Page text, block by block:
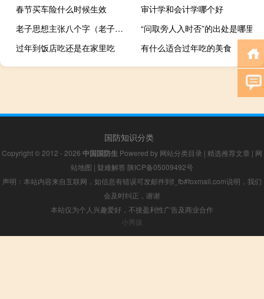
春节买车险什么时候生效
审计学和会计学哪个好
老子思想主张八个字（老子思想主张）
“问取旁人入时否”的出处是哪里
过年到饭店吃还是在家里吃
有什么适合过年吃的美食
国防知识分类
Copyright © 2012 - 2026 中国国防生 Powered by 网站分类目录 | 精选推荐文章 | 网
站地图 | 疑难解答 陕ICP备05009492号
声明：本站内容来自互联网，如信息有错误可发邮件到f_fb#foxmail.com说明，我们
会及时纠正，谢谢
本站仅为个人兴趣爱好，不接盈利性广告及商业合作
小男孩